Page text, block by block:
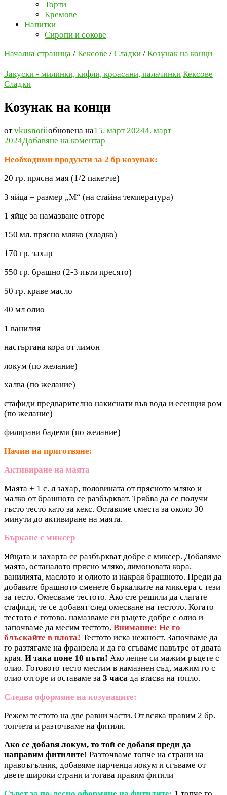
Торти
Кремове
Напитки
Сиропи и сокове
Начална страница / Кексове / Сладки / Козунак на конци
Закуски - милинки, кифли, кроасани, палачинки Кексове
Сладки
Козунак на конци
отvkusnotiiобновена на15. март 20244. март
2024Добавяне на коментар
на
Необходими продукти за 2 бр козунак:
20 гр. прясна мая (1/2 пакетче)
3 яйца – размер „М“ (на стайна температура)
1 яйце за намазване отгоре
150 мл. прясно мляко (хладко)
170 гр. захар
550 гр. брашно (2-3 пъти пресято)
50 гр. краве масло
40 мл олио
1 ванилия
настъргана кора от лимон
локум (по желание)
халва (по желание)
стафиди предварително накиснати във вода и есенция ром
(по желание)
филирани бадеми (по желание)
Начин на приготвяне:
Активиране на маята
Маята + 1 с. л захар, половината от прясното мляко и
малко от брашното се разбъркват. Трябва да се получи
гъсто тесто като за кекс. Оставяме сместа за около 30
минути до активиране на маята.
Бъркане с миксер
Яйцата и захарта се разбъркват добре с миксер. Добавяме
маята, останалото прясно мляко, лимоновата кора,
ванилията, маслото и олиото и накрая брашното. Преди да
добавите брашното сменете бъркалките на миксера с тези
за тесто. Омесваме тестото. Ако сте решили да слагате
стафиди, те се добавят след омесване на тестото. Когато
тестото е готово, намазваме си ръцете добре с олио и
започваме да месим тестото. Внимание: Не го
блъскайте в плота! Тестото иска нежност. Започваме да
го разтягаме на франзела и да го сгъваме навътре от двата
края. И така поне 10 пъти! Ако лепне си мажим ръцете с
олио. Готовото тесто местим в намазнен съд, мажим го с
олио отгоре и оставаме за 3 часа да втасва на топло.
Следва оформяне на козунаците:
Режем тестото на две равни части. От всяка правим 2 бр.
топчета и разточваме на фитили.
Ако се добавя локум, то той се добавя преди да
направим фитилите! Разточваме топче на страни на
правоъгълник, добавяме парченца локум и сгъваме от
двете широки страни и тогава правим фитили